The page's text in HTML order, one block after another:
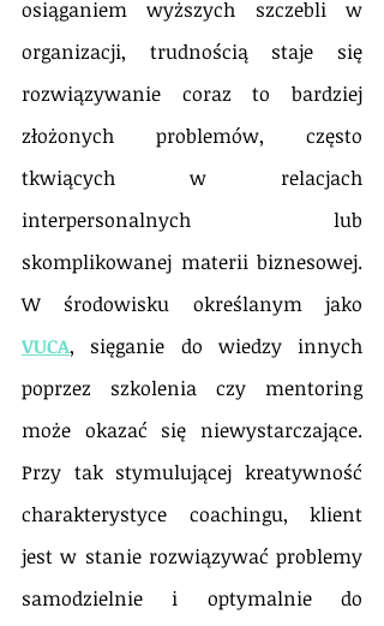
osiąganiem wyższych szczebli w
organizacji, trudnością staje się
rozwiązywanie coraz to bardziej
złożonych problemów, często
tkwiących w relacjach
interpersonalnych lub
skomplikowanej materii biznesowej.
VUCA, sięganie do wiedzy innych
poprzez szkolenia czy mentoring
może okazać się niewystarczające.
Przy tak stymulującej kreatywność
charakterystyce coachingu, klient
jest w stanie rozwiązywać problemy
samodzielnie i optymalnie do